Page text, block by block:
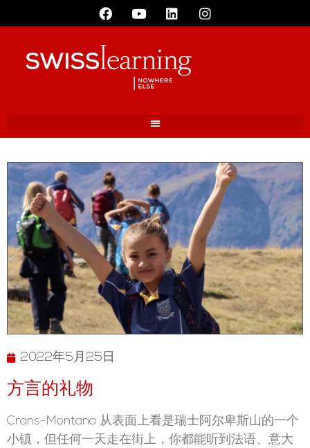
2022年5月25日
方言的礼物
Crans-Montana 从表面上看是瑞士阿尔卑斯山的一个
小镇，但任何一天走在街上，你都能听到法语、意大